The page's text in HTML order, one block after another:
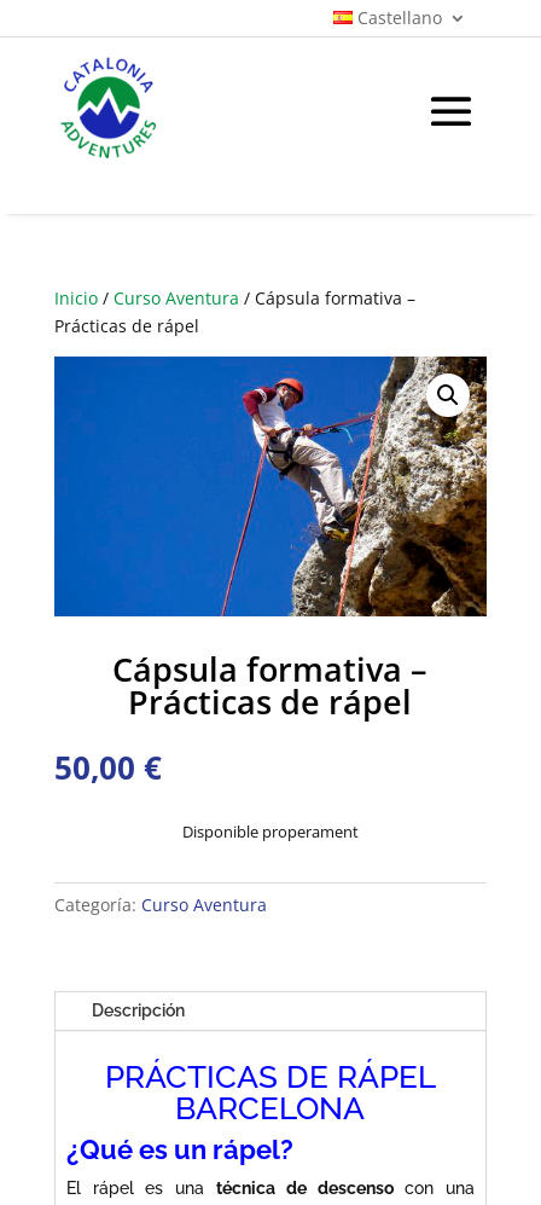
Castellano
Inicio/ Curso Aventura / Cápsula formativa –
Prácticas de rápel
Cápsula formativa –
Prácticas de rápel
50,00 €
Disponible properament
Categoría: Curso Aventura
Descripción
PRÁCTICAS DE RÁPEL
BARCELONA
¿Qué es un rápel?
El rápel es una técnica de descensocon una